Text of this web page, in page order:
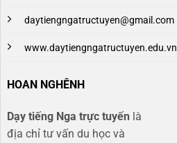
daytiengngatructuyen@gmail.com
www.daytiengngatructuyen.edu.vn
HOAN NGHÊNH
Dạy tiếng Nga trực tuyến là
địa chỉ tư vấn du học và